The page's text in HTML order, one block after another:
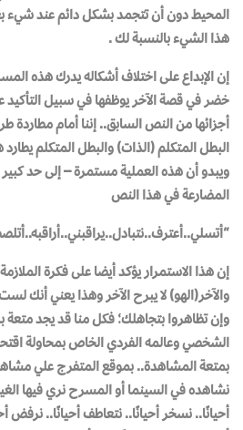
المحيط دون أن تتجمد بشكل دائم عند شيء
هذا الشيء بالنسبة لك .
إن الإبداع على اختلاف أشكاله يدرك هذه
خضر في قصة الآخر يوظفها في سبيل التأكيد
أجزائها من النص السابق.. إننا أمام مطاردة
البطل المتكلم (الذات) والبطل المتكلم
ويبدو أن هذه العملية مستمرة – إلى حد
المضارعة في هذا النص
إن هذا الاستمرار يؤكد أيضا على فكرة
والآخر(الهو) لا يبرح الآخر وهذا يعني أنك
وإن تظاهروا بتجاهلك؛ فكل منا قد يجد متعة
الشخصي وعالمه الفردي الخاص بمحاولة
بمتعة المشاهدة.. بموقع المتفرج علي
نشاهده في السينما أو المسرح نري فيها
أحيانًا.. نسخر أحيانًا.. نتعاطف أحيانًا.. نرفض